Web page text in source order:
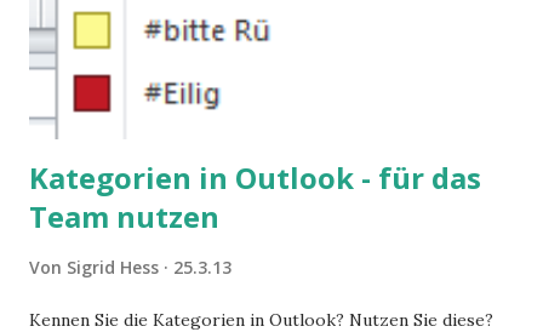
Kategorien in Outlook - für das
Team nutzen
Von Sigrid Hess 25.3.13
Kennen Sie die Kategorien in Outlook? Nutzen Sie diese?